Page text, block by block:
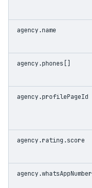
agency.name
agency.phones[]
agency.profilePageId
agency.rating.score
agency.whatsAppNumber